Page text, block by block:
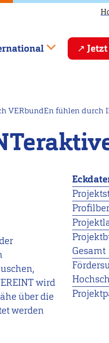
VERbundEn fühlen durch
Gesamt
wird
über die
werden